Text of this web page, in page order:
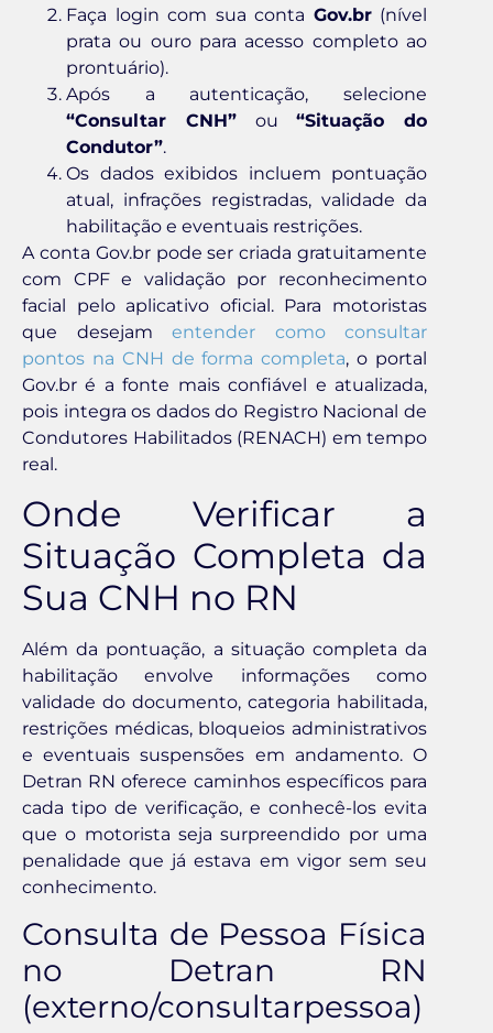
Faça login com sua conta Gov.br(nível
prata ou ouro para acesso completo ao
prontuário).
Após a autenticação, selecione
“Consultar CNH”ou“Situação do
Condutor”.
Os dados exibidos incluem pontuação
atual, infrações registradas, validade da
habilitação e eventuais restrições.
A conta Gov.br pode ser criada gratuitamente
com CPF e validação por reconhecimento
facial pelo aplicativo oficial. Para motoristas
que desejam entender como consultar
pontos na CNH de forma completa, o portal
Gov.br é a fonte mais confiável e atualizada,
pois integra os dados do Registro Nacional de
Condutores Habilitados (RENACH) em tempo
real.
Onde Verificar a
Situação Completa da
Sua CNH no RN
Além da pontuação, a situação completa da
habilitação envolve informações como
validade do documento, categoria habilitada,
restrições médicas, bloqueios administrativos
e eventuais suspensões em andamento. O
Detran RN oferece caminhos específicos para
cada tipo de verificação, e conhecê-los evita
que o motorista seja surpreendido por uma
penalidade que já estava em vigor sem seu
conhecimento.
Consulta de Pessoa Física
no Detran RN
(externo/consultarpessoa)